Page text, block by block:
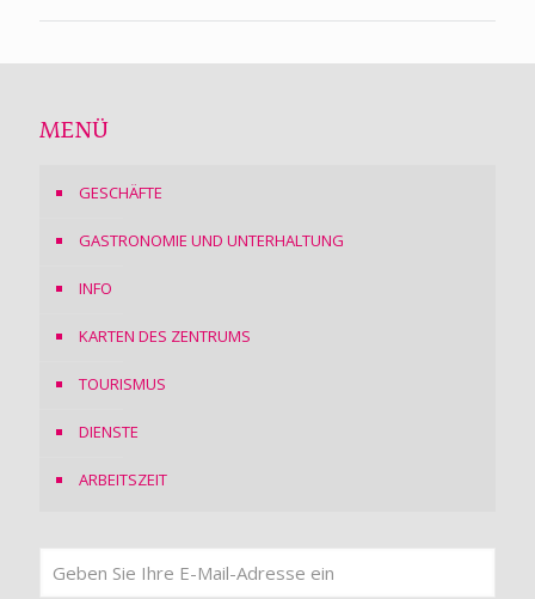
MENÜ
GESCHÄFTE
GASTRONOMIE UND UNTERHALTUNG
INFO
KARTEN DES ZENTRUMS
TOURISMUS
DIENSTE
ARBEITSZEIT